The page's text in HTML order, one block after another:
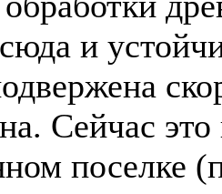
и
Сейчас
поселке